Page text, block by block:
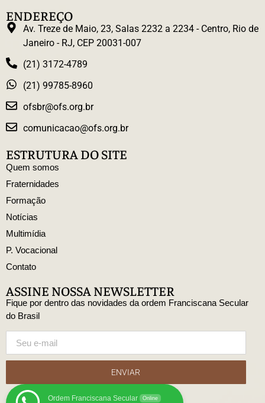
ENDEREÇO
Av. Treze de Maio, 23, Salas 2232 a 2234 - Centro, Rio de
Janeiro - RJ, CEP 20031-007
(21) 3172-4789
(21) 99785-8960
ofsbr@ofs.org.br
comunicacao@ofs.org.br
ESTRUTURA DO SITE
Quem somos
Fraternidades
Formação
Notícias
Multimídia
P. Vocacional
Contato
ASSINE NOSSA NEWSLETTER
Fique por dentro das novidades da ordem Franciscana Secular
do Brasil
ENVIAR
Ordem Franciscana Secular Online